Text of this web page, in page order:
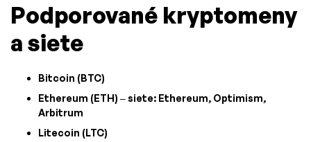
Podporované kryptomeny
a siete
Bitcoin (BTC)
Ethereum (ETH) – siete: Ethereum, Optimism,
Arbitrum
Litecoin (LTC)